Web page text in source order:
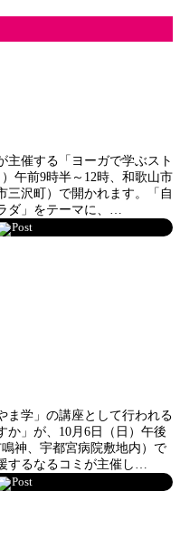
催する「ヨーガで学ぶスト
午前9時半～12時、和歌山市
三沢町）で開かれます。「自
ダ」をテーマに、…
Post
学」の講座として行われる
か」が、10月6日（日）午後
神、宇都宮病院敷地内）で
するなるコミが主催し…
Post